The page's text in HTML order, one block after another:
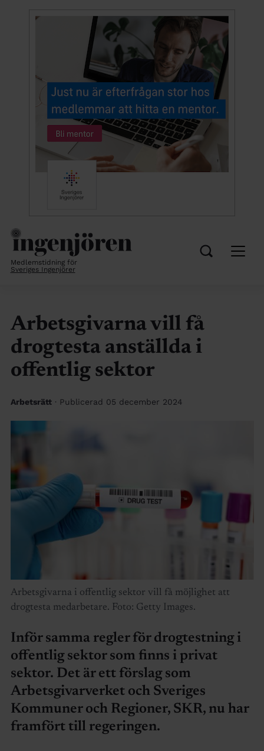
Medlemstidning för
Sveriges Ingenjörer
Arbetsgivarna vill få
drogtesta anställda i
offentlig sektor
Arbetsrätt · Publicerad 05 december 2024
Arbetsgivarna i offentlig sektor vill få möjlighet att
drogtesta medarbetare. Foto: Getty Images.
Inför samma regler för drogtestning i
offentlig sektor som finns i privat
sektor. Det är ett förslag som
Arbetsgivarverket och Sveriges
Kommuner och Regioner, SKR, nu har
framfört till regeringen.